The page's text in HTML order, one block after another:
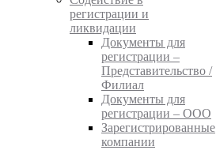
регистрации и
ликвидации
Документы для
регистрации –
Представительство /
Филиал
Документы для
регистрации – ООО
Зарегистрированные
компании